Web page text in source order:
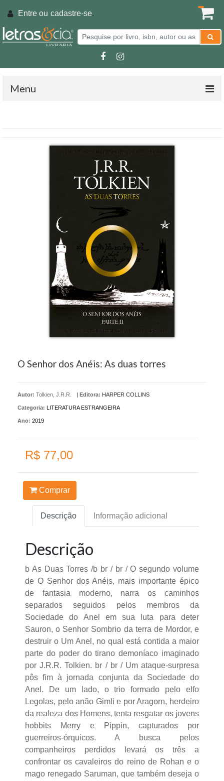
Entre ou cadastre-se.
Menu
O Senhor dos Anéis: As duas torres
Autor: Tolkien, J.R.R. | Editora: HARPER COLLINS
Categoria: LITERATURA ESTRANGEIRA
Ano: 2019
R$ 77,00
Comprar
Descrição Informação adicional
Descrição
b As Duas Torres /b br / br / O segundo volume
de O Senhor dos Anéis, mais importante épico
de fantasia moderno, narra os caminhos
separados seguidos pelos membros da
Sociedade do Anel em sua luta para deter
Sauron, o Senhor Sombrio da terra de Mordor, e
destruir o Um Anel, no qual está contida a maior
parte do poder do tirano demoníaco imaginado
por J.R.R. Tolkien. br / br / Um ataque-surpresa
pôs fim à jornada conjunta da Sociedade do
Anel. De um lado, o trio formado pelo elfo
Legolas, pelo anão Gimli e por Aragorn, herdeiro
da realeza dos Homens, tenta resgatar os jovens
hobbits Merry e Pippin, capturados por
guerreiros-órquicos. A busca pelos
companheiros perdidos levará os três a
confrontar os cavaleiros do reino de Rohan e o
mago renegado Saruman, que também deseja o